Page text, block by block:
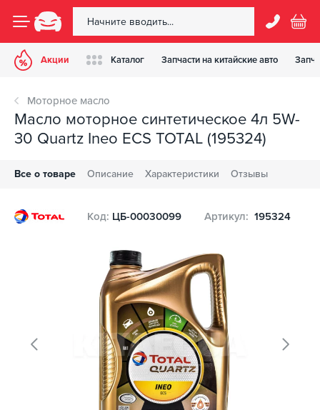
Акции Каталог Запчасти на китайские авто
Моторное масло
Масло моторное синтетическое 4л 5W-
30 Quartz Ineo ECS TOTAL (195324)
Все о товаре Описание Характеристики Отзывы
Код: ЦБ-00030099 Артикул: 195324